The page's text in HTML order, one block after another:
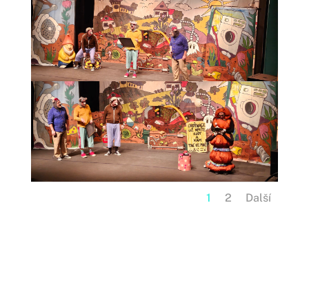
1 2 Další